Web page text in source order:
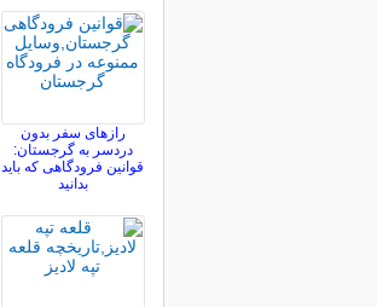
رازهای سفر بدون
دردسر به گرجستان:
قوانین فرودگاهی که باید
بدانید